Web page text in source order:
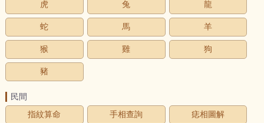
虎 兔 龍
蛇 馬 羊
猴 雞 狗
豬
民間
指紋算命
手相查詢 痣相圖解